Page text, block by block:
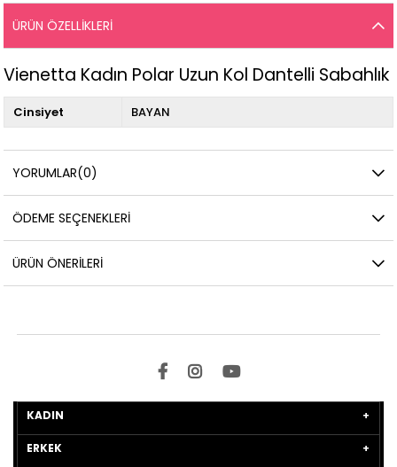
ÜRÜN ÖZELLIKLERI
Vienetta Kadın Polar Uzun Kol Dantelli Sabahlık
Cinsiyet BAYAN
YORUMLAR(0)
ÖDEME SEÇENEKLERI
ÜRÜN ÖNERILERI
KADIN
ERKEK